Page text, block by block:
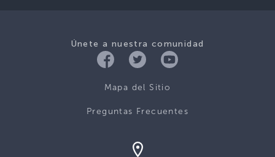
Únete a nuestra comunidad
Mapa del Sitio
Preguntas Frecuentes